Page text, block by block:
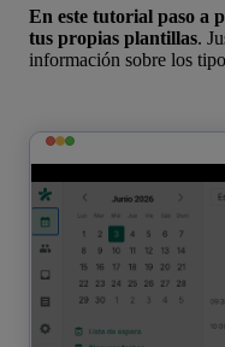
En este tutorial paso a
tus propias plantillas.
información sobre los